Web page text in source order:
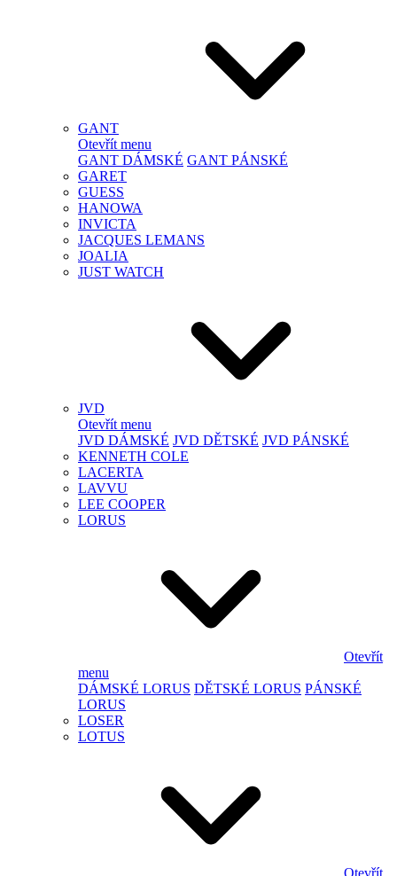
GANT
Otevřít menu
GANT DÁMSKÉ GANT PÁNSKÉ
GARET
GUESS
HANOWA
INVICTA
JACQUES LEMANS
JOALIA
JUST WATCH
JVD
Otevřít menu
JVD DÁMSKÉ JVD DĚTSKÉ JVD PÁNSKÉ
KENNETH COLE
LACERTA
LAVVU
LEE COOPER
LORUS
Otevřít
menu
DÁMSKÉ LORUS DĚTSKÉ LORUS PÁNSKÉ
LORUS
LOSER
LOTUS
Otevřít